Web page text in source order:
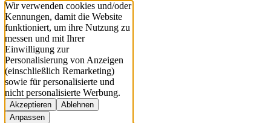
Wir verwenden cookies und/oder
Kennungen, damit die Website
funktioniert, um ihre Nutzung zu
messen und mit Ihrer
Einwilligung zur
Personalisierung von Anzeigen
(einschließlich Remarketing)
sowie für personalisierte und
nicht personalisierte Werbung.
Akzeptieren
Ablehnen
Anpassen